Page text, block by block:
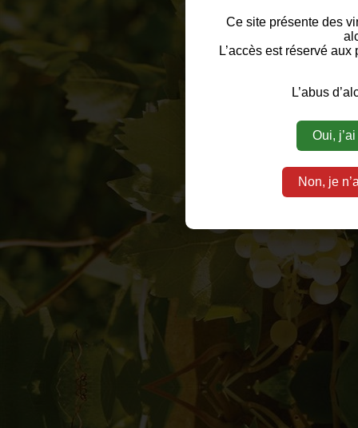
Ce site présente des
L’accès est réservé
L’abus
Oui,
Non, je